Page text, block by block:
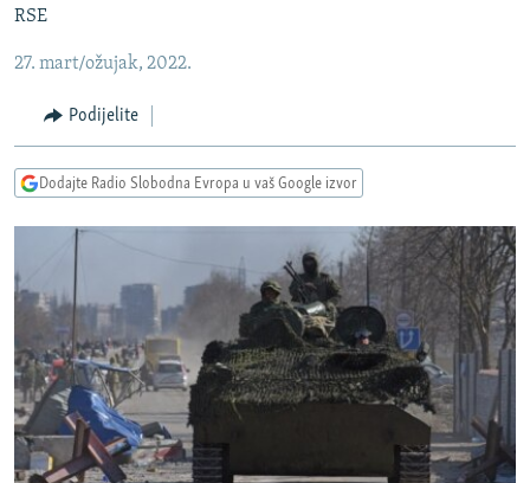
na
navigaciju
Pređite
pretragu
KOSOVO
CRNA GORA
VIZUELNO
FOTOGALERIJE
INFOGRAFIKE
PODCASTI
RAT U UKRAJINI
KINA NA BALKANU
RSE PRIČE IZ SVIJETA
ISPRIČAJ MI
DNEVNO@RSE
SPECIJALI RSE
VIŠE OD NASLOVA
PRATITE NAS
RSE
27. mart/ožujak, 2022.
Podijelite
Dodajte Radio Slobodna Evropa u vaš Google izvor